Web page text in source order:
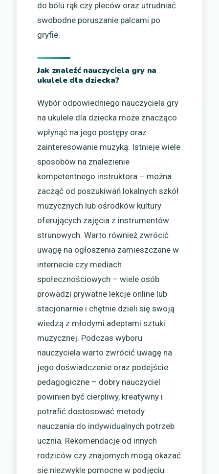
do bólu rąk czy pleców oraz utrudniać
swobodne poruszanie palcami po
gryfie.
Jak znaleźć nauczyciela gry na
ukulele dla dziecka?
Wybór odpowiedniego nauczyciela gry
na ukulele dla dziecka może znacząco
wpłynąć na jego postępy oraz
zainteresowanie muzyką. Istnieje wiele
sposobów na znalezienie
kompetentnego instruktora – można
zacząć od poszukiwań lokalnych szkół
muzycznych lub ośrodków kultury
oferujących zajęcia z instrumentów
strunowych. Warto również zwrócić
uwagę na ogłoszenia zamieszczane w
internecie czy mediach
społecznościowych – wiele osób
prowadzi prywatne lekcje online lub
stacjonarnie i chętnie dzieli się swoją
wiedzą z młodymi adeptami sztuki
muzycznej. Podczas wyboru
nauczyciela warto zwrócić uwagę na
jego doświadczenie oraz podejście
pedagogiczne – dobry nauczyciel
powinien być cierpliwy, kreatywny i
potrafić dostosować metody
nauczania do indywidualnych potrzeb
ucznia. Rekomendacje od innych
rodziców czy znajomych mogą okazać
się niezwykle pomocne w podjęciu